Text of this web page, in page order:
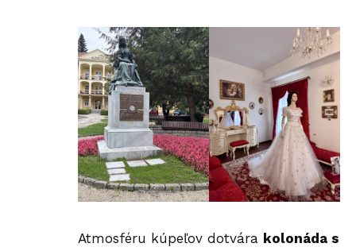
Atmosféru kúpeľov dotvára kolonáda s